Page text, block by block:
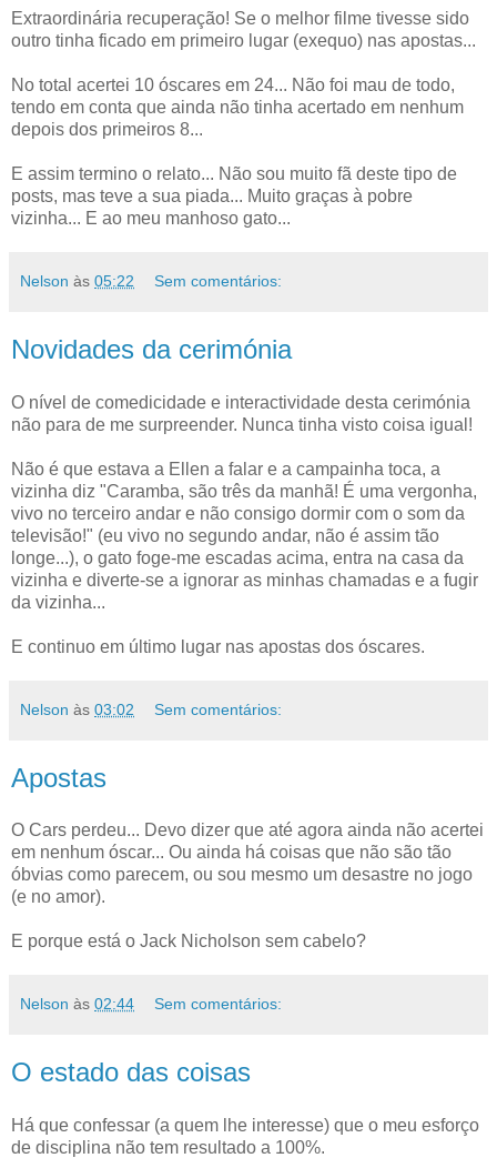
Extraordinária recuperação! Se o melhor filme tivesse sido
outro tinha ficado em primeiro lugar (exequo) nas apostas...
No total acertei 10 óscares em 24... Não foi mau de todo,
tendo em conta que ainda não tinha acertado em nenhum
depois dos primeiros 8...
E assim termino o relato... Não sou muito fã deste tipo de
posts, mas teve a sua piada... Muito graças à pobre
vizinha... E ao meu manhoso gato...
Nelson às 05:22 Sem comentários:
Novidades da cerimónia
O nível de comedicidade e interactividade desta cerimónia
não para de me surpreender. Nunca tinha visto coisa igual!
Não é que estava a Ellen a falar e a campainha toca, a
vizinha diz "Caramba, são três da manhã! É uma vergonha,
vivo no terceiro andar e não consigo dormir com o som da
televisão!" (eu vivo no segundo andar, não é assim tão
longe...), o gato foge-me escadas acima, entra na casa da
vizinha e diverte-se a ignorar as minhas chamadas e a fugir
da vizinha...
E continuo em último lugar nas apostas dos óscares.
Nelson às 03:02 Sem comentários:
Apostas
O Cars perdeu... Devo dizer que até agora ainda não acertei
em nenhum óscar... Ou ainda há coisas que não são tão
óbvias como parecem, ou sou mesmo um desastre no jogo
(e no amor).
E porque está o Jack Nicholson sem cabelo?
Nelson às 02:44 Sem comentários:
O estado das coisas
Há que confessar (a quem lhe interesse) que o meu esforço
de disciplina não tem resultado a 100%.